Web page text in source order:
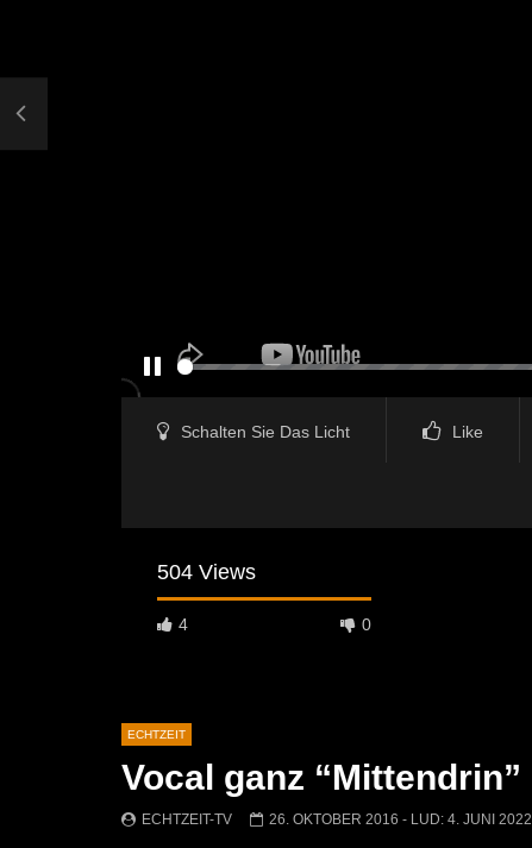
Schalten Sie Das Licht Like
504 Views
4 0
Später Ansehen
07:46 07:02
ECHTZEIT
Vocal ganz “Mittendrin”
ECHTZEIT-TV 26. OKTOBER 2016 - LUD: 4. JUNI 2022